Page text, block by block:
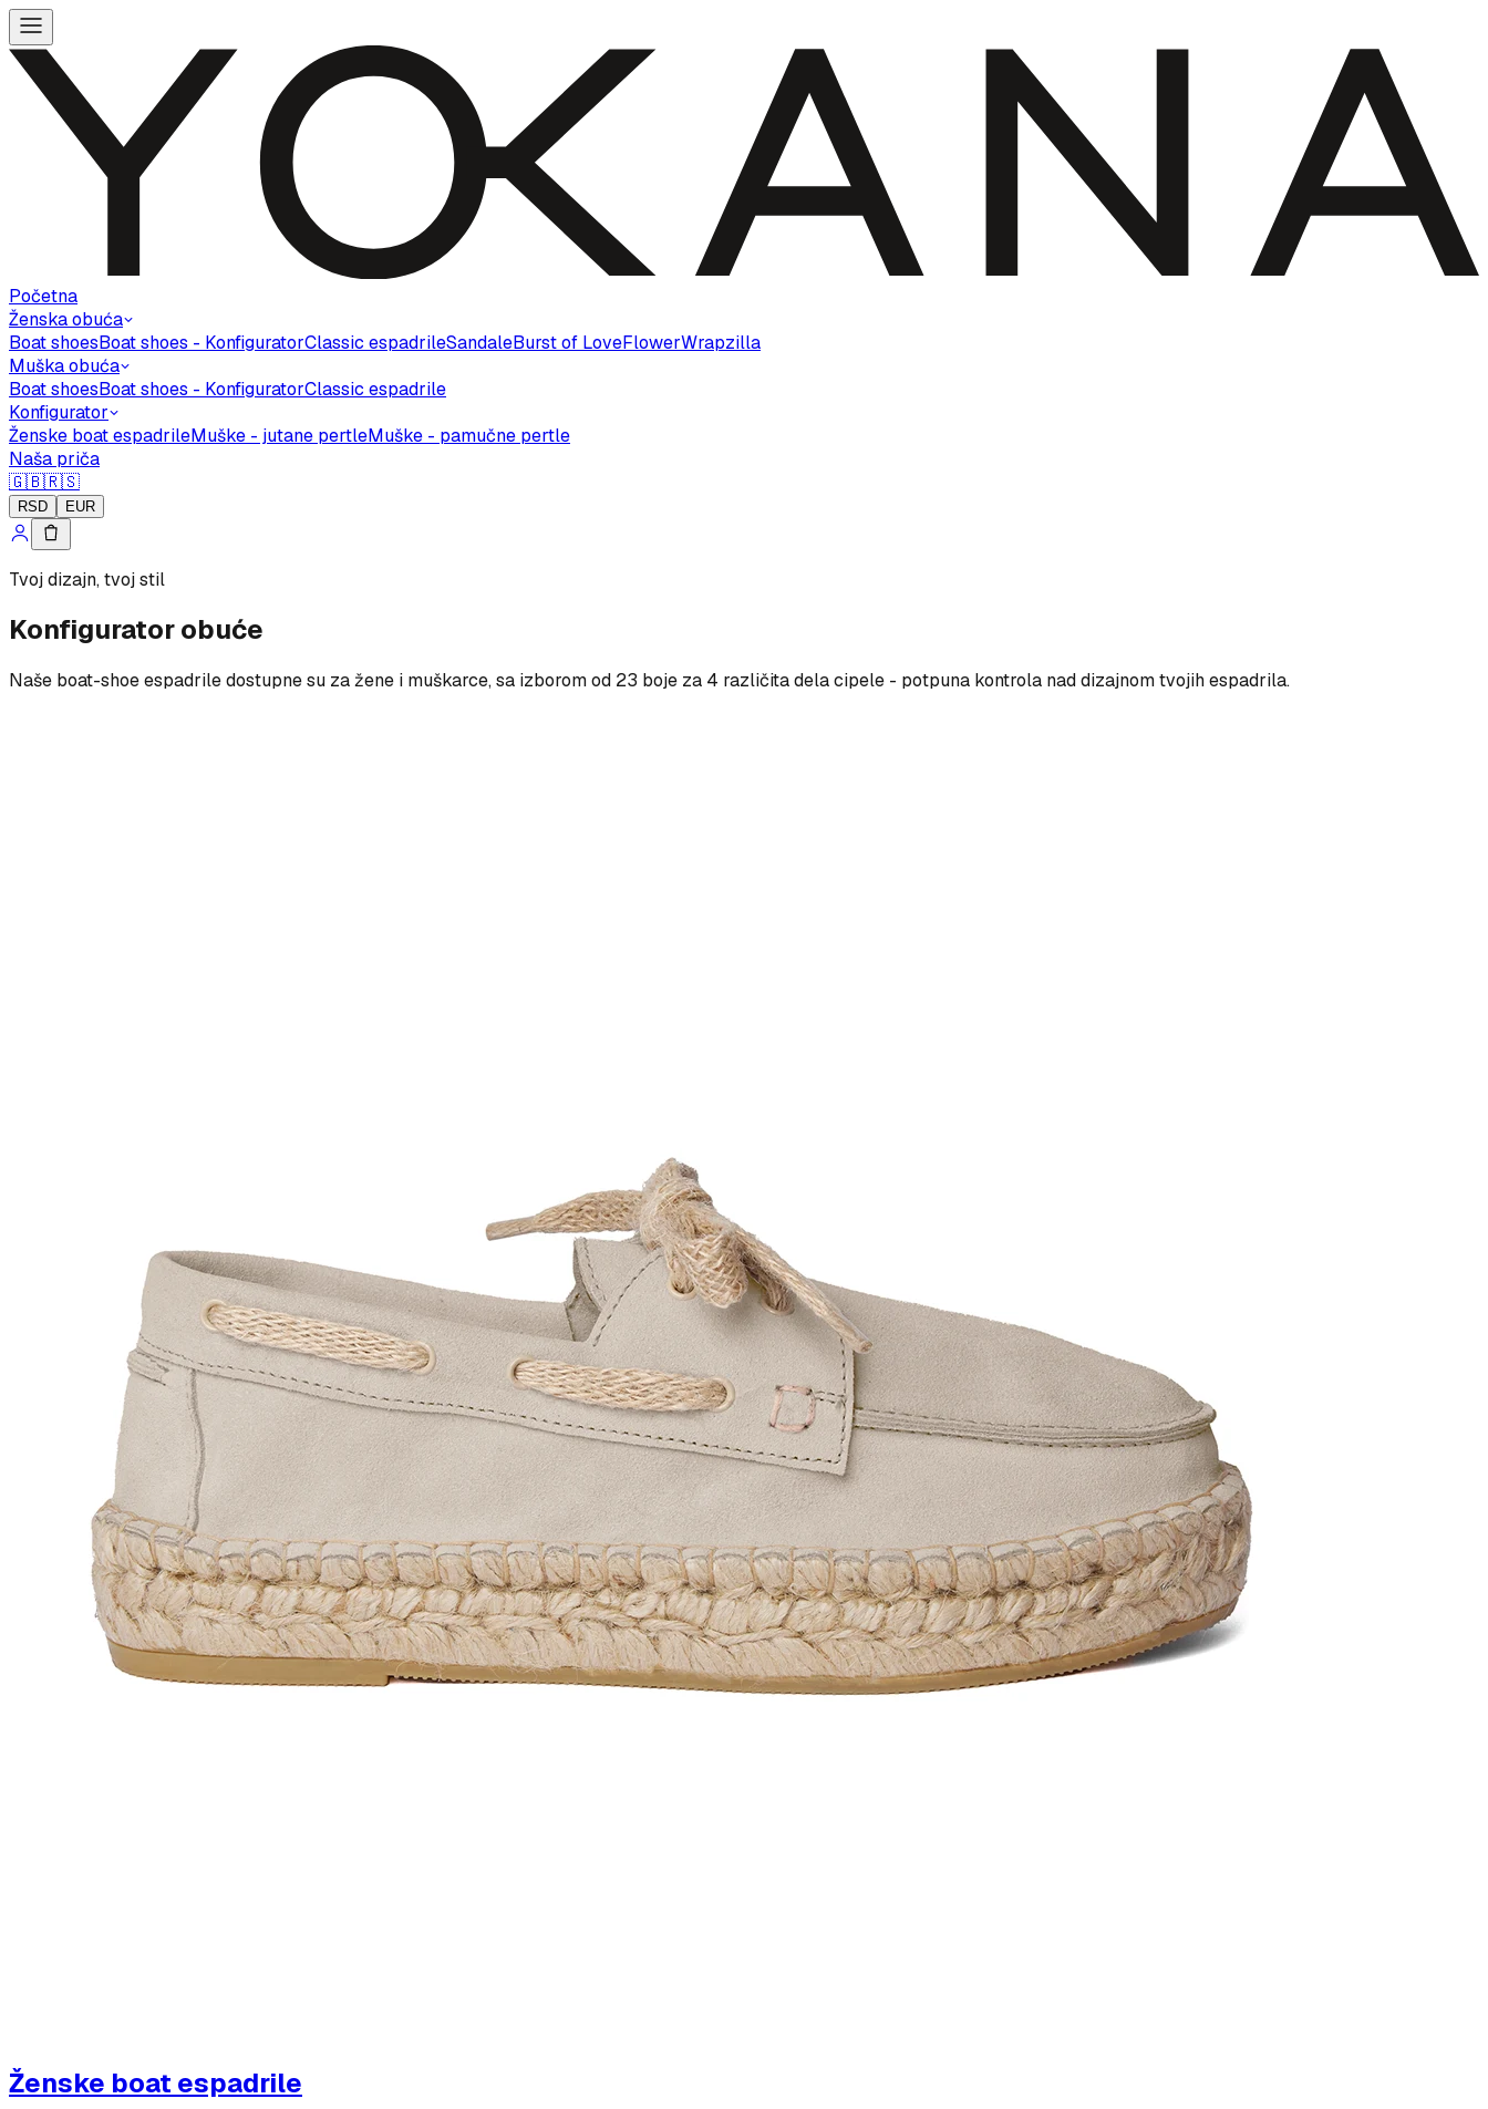
Početna
Ženska obuća
Boat shoesBoat shoes - KonfiguratorClassic espadrileSandaleBurst of LoveFlowerWrapzilla
Muška obuća
Boat shoesBoat shoes - KonfiguratorClassic espadrile
Konfigurator
Ženske boat espadrileMuške - jutane pertleMuške - pamučne pertle
Naša priča
🇬🇧🇷🇸
RSD EUR
Tvoj dizajn, tvoj stil
Konfigurator obuće
Naše boat-shoe espadrile dostupne su za žene i muškarce, sa izborom od 23 boje za 4 različita dela cipele - potpuna kontrola nad dizajnom tvojih espadrila.
Ženske boat espadrile